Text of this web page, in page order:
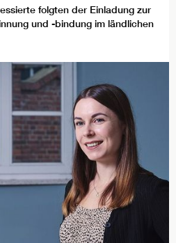
folgten der Einladung zur
und -bindung im ländlichen